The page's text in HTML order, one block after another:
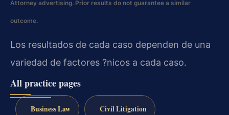
Attorney advertising. Prior results do not guarantee a similar
outcome.
Los resultados de cada caso dependen de una
variedad de factores ?nicos a cada caso.
All practice pages
Business Law Civil Litigation